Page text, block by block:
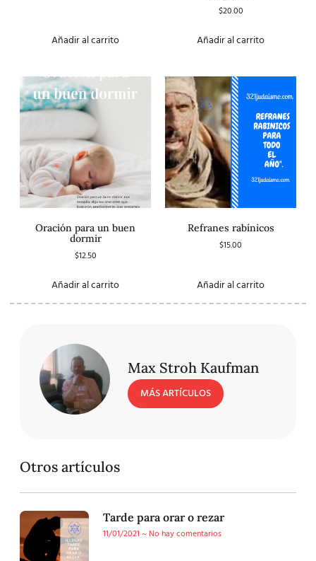
Añadir al carrito
Valorado
con
$20.00
Añadir al carrito
Oración para un buen
dormir
$12.50
Añadir al carrito
Refranes rabínicos
$15.00
Añadir al carrito
Max Stroh Kaufman
MÁS ARTÍCULOS
Otros artículos
Tarde para orar o rezar
11/01/2021
No hay comentarios